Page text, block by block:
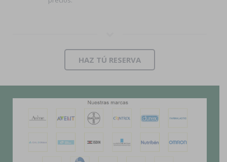
HAZ TÚ RESERVA